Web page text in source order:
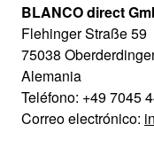
BLANCO direct
Flehinger Straße 59
75038
Alemania
Teléfono: +49 7045
Correo electrónico: